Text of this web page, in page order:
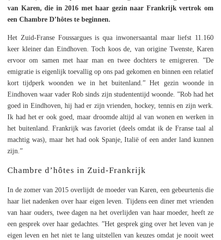
van Karen, die in 2016 met haar gezin naar Frankrijk vertrok om
een Chambre D’hôtes te beginnen.
Het Zuid-Franse Foussargues is qua inwonersaantal maar liefst 11.160
keer kleiner dan Eindhoven. Toch koos de, van origine Twenste, Karen
ervoor om samen met haar man en twee dochters te emigreren. ”De
emigratie is eigenlijk toevallig op ons pad gekomen en binnen een relatief
kort tijdperk woonden we in het buitenland.” Het gezin woonde in
Eindhoven waar vader Rob sinds zijn studententijd woonde. ”Rob had het
goed in Eindhoven, hij had er zijn vrienden, hockey, tennis en zijn werk.
Ik had het er ook goed, maar droomde altijd al van wonen en werken in
het buitenland. Frankrijk was favoriet (deels omdat ik de Franse taal al
machtig was), maar het had ook Spanje, Italië of een ander land kunnen
zijn.”
Chambre d’hôtes in Zuid-Frankrijk
In de zomer van 2015 overlijdt de moeder van Karen, een gebeurtenis die
haar liet nadenken over haar eigen leven. Tijdens een diner met vrienden
van haar ouders, twee dagen na het overlijden van haar moeder, heeft ze
een gesprek over haar gedachtes. ”Het gesprek ging over het leven van je
eigen leven en het niet te lang uitstellen van keuzes omdat je nooit weet